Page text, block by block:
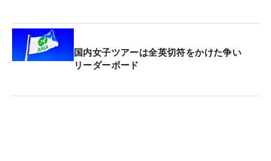
国内女子ツアーは全英切符をかけた争い
リーダーボード